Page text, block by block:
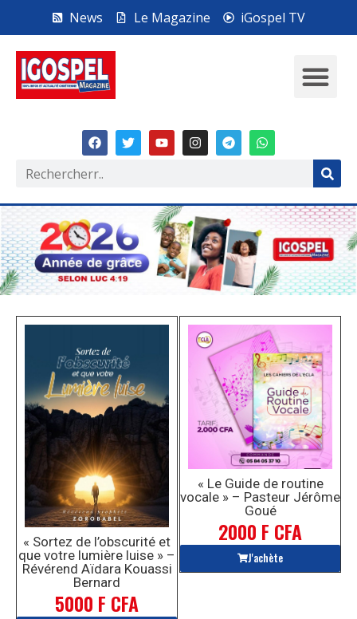
News Le Magazine iGospel TV
« Sortez de l’obscurité et
que votre lumière luise » –
Révérend Aïdara Kouassi
Bernard
5000 F CFA
« Le Guide de routine
vocale » – Pasteur Jérôme
Goué
2000 F CFA
J'achète